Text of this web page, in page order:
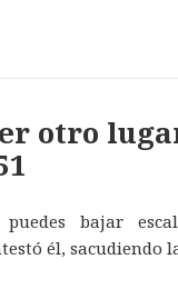
otro
bajar
él, sacudiendo